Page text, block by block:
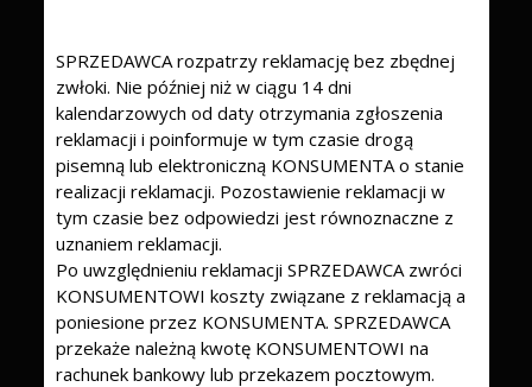
SPRZEDAWCA rozpatrzy reklamację bez zbędnej
zwłoki. Nie później niż w ciągu 14 dni
kalendarzowych od daty otrzymania zgłoszenia
reklamacji i poinformuje w tym czasie drogą
pisemną lub elektroniczną KONSUMENTA o stanie
realizacji reklamacji. Pozostawienie reklamacji w
tym czasie bez odpowiedzi jest równoznaczne z
uznaniem reklamacji.
Po uwzględnieniu reklamacji SPRZEDAWCA zwróci
KONSUMENTOWI koszty związane z reklamacją a
poniesione przez KONSUMENTA. SPRZEDAWCA
przekaże należną kwotę KONSUMENTOWI na
rachunek bankowy lub przekazem pocztowym.